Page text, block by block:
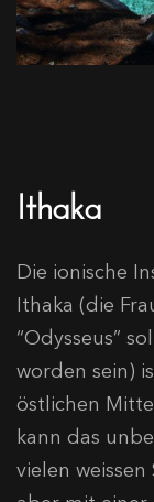
Ithaka
Die ionische
Ithaka (die
“Odysseus”
worden sein)
östlichen
kann das
vielen